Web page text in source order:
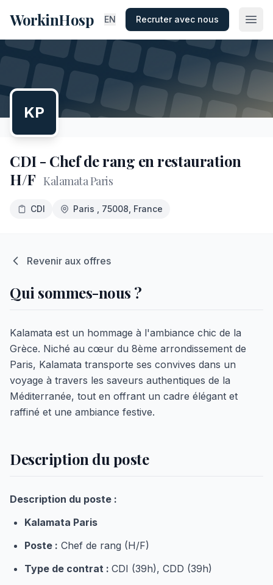
WorkinHosp EN Recruter avec nous
KP
CDI - Chef de rang en restauration
H/F Kalamata Paris
CDI Paris , 75008 , France
Revenir aux offres
Qui sommes-nous ?
Kalamata est un hommage à l'ambiance chic de la
Grèce. Niché au cœur du 8ème arrondissement de
Paris, Kalamata transporte ses convives dans un
voyage à travers les saveurs authentiques de la
Méditerranée, tout en offrant un cadre élégant et
raffiné et une ambiance festive.
Description du poste
Description du poste :
Kalamata Paris
Poste : Chef de rang (H/F)
Type de contrat : CDI (39h), CDD (39h)